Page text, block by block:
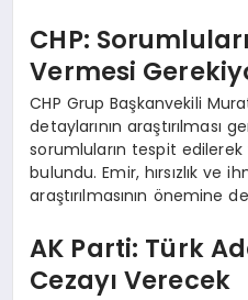
CHP:
Vermesi
CHP Grup Başkanvekili
detaylarının araştırılması
sorumluların tespit edilerek
bulundu. Emir, hırsızlık ve
araştırılmasının önemine
AK Parti: Türk
Cezayı Verecek